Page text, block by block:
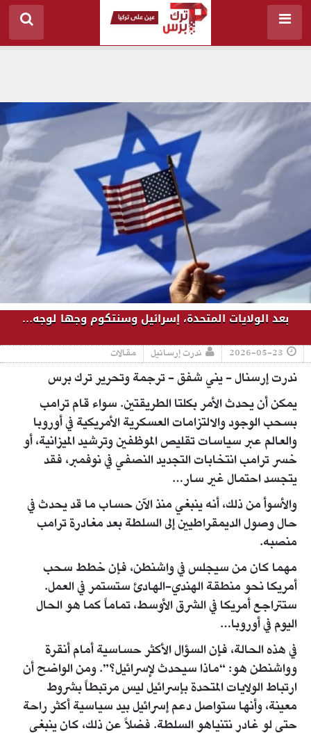
بعد الولايات المتحدة، إسرائيل وسنتكوم وجها لوجه…
2026-05-23 ندرت إرسانيل مقالات
ندرت إرسنال - يني شفق - ترجمة وتحرير ترك برس
يمكن أن يحدث الأمر بكلتا الطريقتين. سواء قام ترامب
بسحب الوجود والالتزامات العسكرية الأمريكية في أوروبا
والعالم عبر سياسات تقليص الموظفين وترشيد الميزانية، أو
خسر ترامب انتخابات التجديد النصفي في نوفمبر، فقد
يتجسد احتمال غير سار…
والأسوأ من ذلك، أنه ينبغي منذ الآن حساب ما قد يحدث في
حال وصول الديمقراطيين إلى السلطة بعد مغادرة ترامب
منصبه.
مهما كان من سيجلس في واشنطن، فإن خطط سحب
أمريكا نحو منطقة الهندي-الهادئ ستستمر في العمل.
ستتراجع أمريكا في الشرق الأوسط، تماماً كما هو الحال
اليوم في أوروبا…
في هذه الحالة، فإن السؤال الأكثر حساسية أمام أنقرة
وواشنطن هو: “ماذا سيحدث لإسرائيل؟”. ومن الواضح أن
ارتباط الولايات المتحدة بإسرائيل ليس مرتبطاً بشروط
معينة، وأنها ستواصل دعم إسرائيل بيد سياسية أكثر راحة
حتى لو غادر نتنياهو السلطة. فضلاً عن ذلك، كان ينبغي